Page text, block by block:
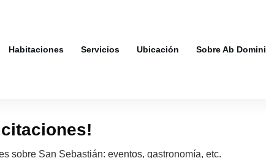
Habitaciones Servicios Ubicación Sobre Ab Domini
sobre San Sebastián: eventos, gastronomía, etc.